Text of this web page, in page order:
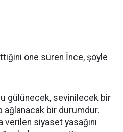
öne süren İnce, şöyle
gülünecek, sevinilecek bir
ağlanacak bir durumdur.
verilen siyaset yasağını